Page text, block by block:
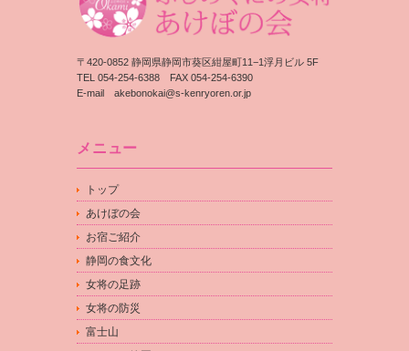
〒420-0852 静岡県静岡市葵区紺屋町11−1浮月ビル 5F
TEL 054-254-6388 FAX 054-254-6390
E-mail akebonokai@s-kenryoren.or.jp
メニュー
トップ
あけぼの会
お宿ご紹介
静岡の食文化
女将の足跡
女将の防災
富士山